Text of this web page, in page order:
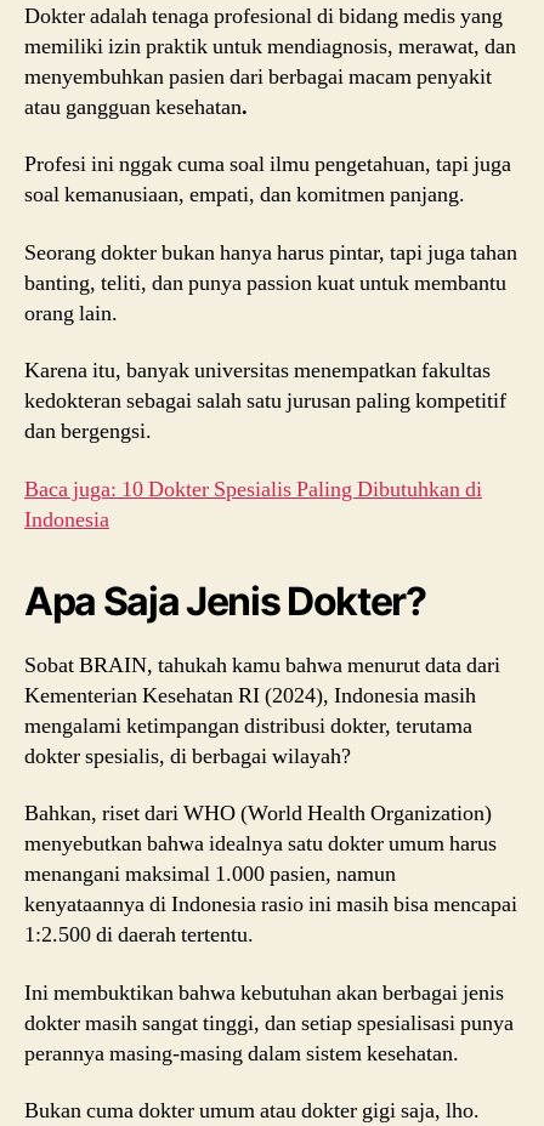
Dokter adalah tenaga profesional di bidang medis yang
memiliki izin praktik untuk mendiagnosis, merawat, dan
menyembuhkan pasien dari berbagai macam penyakit
atau gangguan kesehatan.
Profesi ini nggak cuma soal ilmu pengetahuan, tapi juga
soal kemanusiaan, empati, dan komitmen panjang.
Seorang dokter bukan hanya harus pintar, tapi juga tahan
banting, teliti, dan punya passion kuat untuk membantu
orang lain.
Karena itu, banyak universitas menempatkan fakultas
kedokteran sebagai salah satu jurusan paling kompetitif
dan bergengsi.
Baca juga: 10 Dokter Spesialis Paling Dibutuhkan di
Indonesia
Apa Saja Jenis Dokter?
Sobat BRAIN, tahukah kamu bahwa menurut data dari
Kementerian Kesehatan RI (2024), Indonesia masih
mengalami ketimpangan distribusi dokter, terutama
dokter spesialis, di berbagai wilayah?
Bahkan, riset dari WHO (World Health Organization)
menyebutkan bahwa idealnya satu dokter umum harus
menangani maksimal 1.000 pasien, namun
kenyataannya di Indonesia rasio ini masih bisa mencapai
1:2.500 di daerah tertentu.
Ini membuktikan bahwa kebutuhan akan berbagai jenis
dokter masih sangat tinggi, dan setiap spesialisasi punya
perannya masing-masing dalam sistem kesehatan.
Bukan cuma dokter umum atau dokter gigi saja, lho.